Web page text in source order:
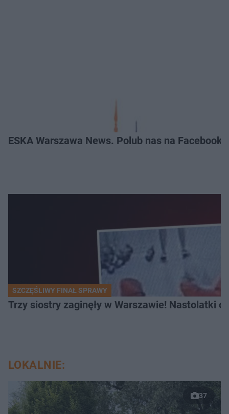
ESKA Warszawa News. Polub nas na
SZCZĘŚLIWY FINAŁ SPRAWY
Trzy siostry zaginęły w Warszawie! Nastolatki
LOKALNIE:
37